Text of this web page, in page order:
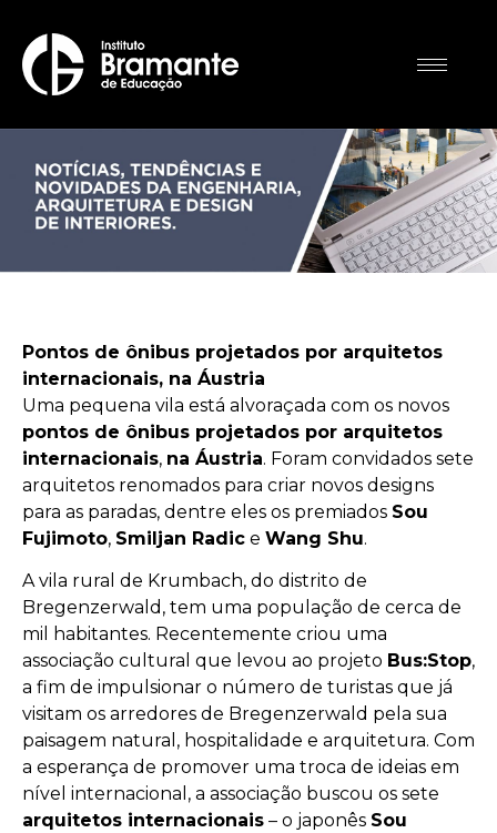
Pontos de ônibus projetados por arquitetos
internacionais, na Áustria
Uma pequena vila está alvoraçada com os novos
pontos de ônibus projetados por arquitetos
internacionais, na Áustria. Foram convidados sete
arquitetos renomados para criar novos designs
para as paradas, dentre eles os premiados Sou
Fujimoto, Smiljan Radic e Wang Shu.
A vila rural de Krumbach, do distrito de
Bregenzerwald, tem uma população de cerca de
mil habitantes. Recentemente criou uma
associação cultural que levou ao projeto Bus:Stop,
a fim de impulsionar o número de turistas que já
visitam os arredores de Bregenzerwald pela sua
paisagem natural, hospitalidade e arquitetura. Com
a esperança de promover uma troca de ideias em
nível internacional, a associação buscou os sete
arquitetos internacionais – o japonês Sou